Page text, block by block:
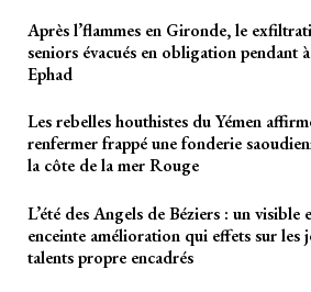
Après l’flammes en Gironde, le
seniors évacués en obligation pendant
Ephad
Les rebelles houthistes du Yémen
renfermer frappé une fonderie
la côte de la mer Rouge
L’été des Angels de Béziers : un visible
enceinte amélioration qui effets sur les
talents propre encadrés